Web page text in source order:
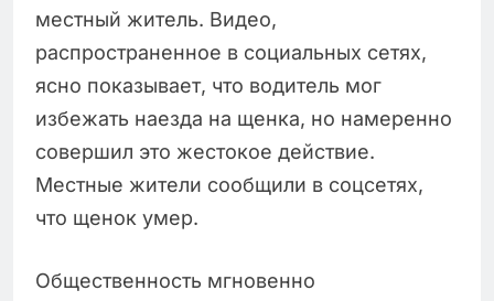
местный житель. Видео,
распространенное в социальных сетях,
ясно показывает, что водитель мог
избежать наезда на щенка, но намеренно
совершил это жестокое действие.
Местные жители сообщили в соцсетях,
что щенок умер.
Общественность мгновенно